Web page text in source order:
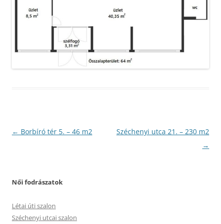
Bejegyzés
← Borbíró tér 5. – 46 m2
Széchenyi utca 21. – 230 m2
→
Női fodrászatok
Létai úti szalon
Széchenyi utcai szalon